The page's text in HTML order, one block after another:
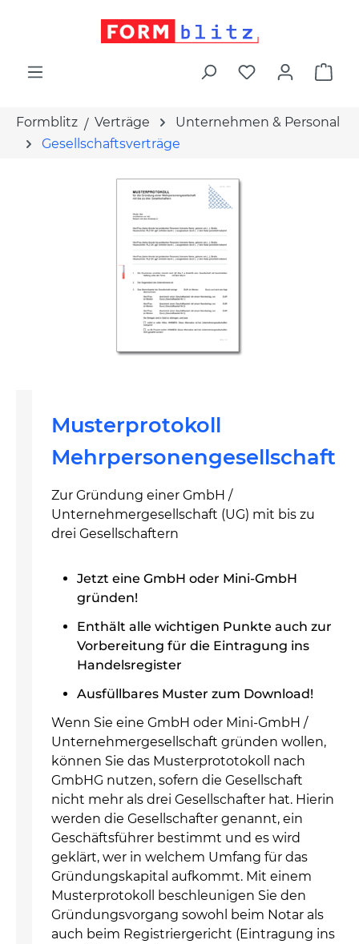
Formblitz Verträge
Unternehmen & Personal
Gesellschaftsverträge
Musterprotokoll
Mehrpersonengesellschaft
Zur Gründung einer GmbH /
Unternehmergesellschaft (UG) mit bis zu
drei Gesellschaftern
Jetzt eine GmbH oder Mini-GmbH
gründen!
Enthält alle wichtigen Punkte auch zur
Vorbereitung für die Eintragung ins
Handelsregister
Ausfüllbares Muster zum Download!
Wenn Sie eine GmbH oder Mini-GmbH /
Unternehmergesellschaft gründen wollen,
können Sie das Musterprototokoll nach
GmbHG nutzen, sofern die Gesellschaft
nicht mehr als drei Gesellschafter hat. Hierin
werden die Gesellschafter genannt, ein
Geschäftsführer bestimmt und es wird
geklärt, wer in welchem Umfang für das
Gründungskapital aufkommt. Mit einem
Musterprotokoll beschleunigen Sie den
Gründungsvorgang sowohl beim Notar als
auch beim Registriergericht (Eintragung ins